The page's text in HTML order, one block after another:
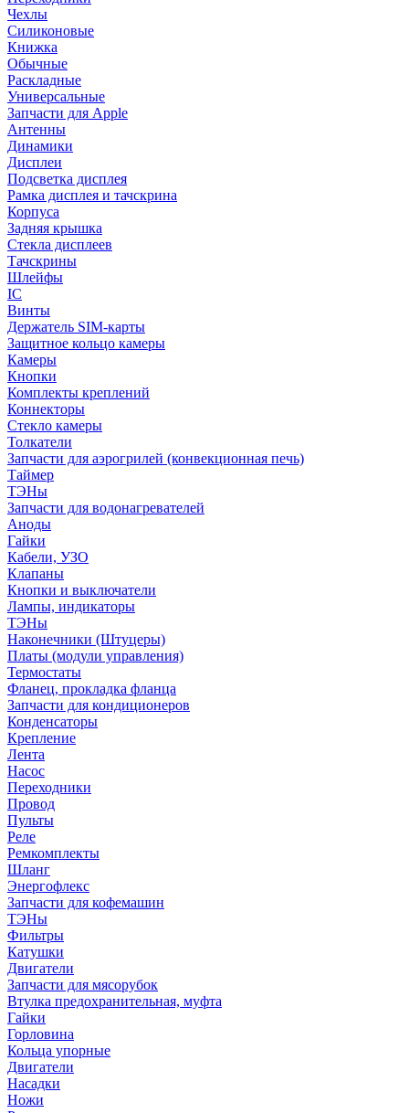
Чехлы
Силиконовые
Книжка
Обычные
Раскладные
Универсальные
Запчасти для Apple
Антенны
Динамики
Дисплеи
Подсветка дисплея
Рамка дисплея и тачскрина
Корпуса
Задняя крышка
Стекла дисплеев
Тачскрины
Шлейфы
IC
Винты
Держатель SIM-карты
Защитное кольцо камеры
Камеры
Кнопки
Комплекты креплений
Коннекторы
Стекло камеры
Толкатели
Запчасти для аэрогрилей (конвекционная печь)
Таймер
ТЭНы
Запчасти для водонагревателей
Аноды
Гайки
Кабели, УЗО
Клапаны
Кнопки и выключатели
Лампы, индикаторы
ТЭНы
Наконечники (Штуцеры)
Платы (модули управления)
Термостаты
Фланец, прокладка фланца
Запчасти для кондиционеров
Конденсаторы
Крепление
Лента
Насос
Переходники
Провод
Пульты
Реле
Ремкомплекты
Шланг
Энергофлекс
Запчасти для кофемашин
ТЭНы
Фильтры
Катушки
Двигатели
Запчасти для мясорубок
Втулка предохранительная, муфта
Гайки
Горловина
Кольца упорные
Двигатели
Насадки
Ножи